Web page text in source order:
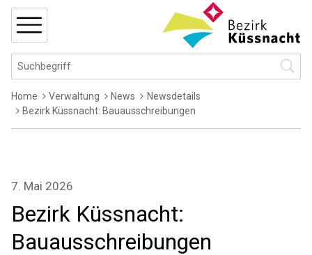
Navigieren in Küssnacht
Schnellnavigation
Hauptnavigation
Suchbegriff
Breadcrumb
Home Verwaltung News
Newsdetails
Bezirk Küssnacht: Bauausschreibungen
Bezirk Küssnacht:
Bauausschreibungen
7. Mai 2026